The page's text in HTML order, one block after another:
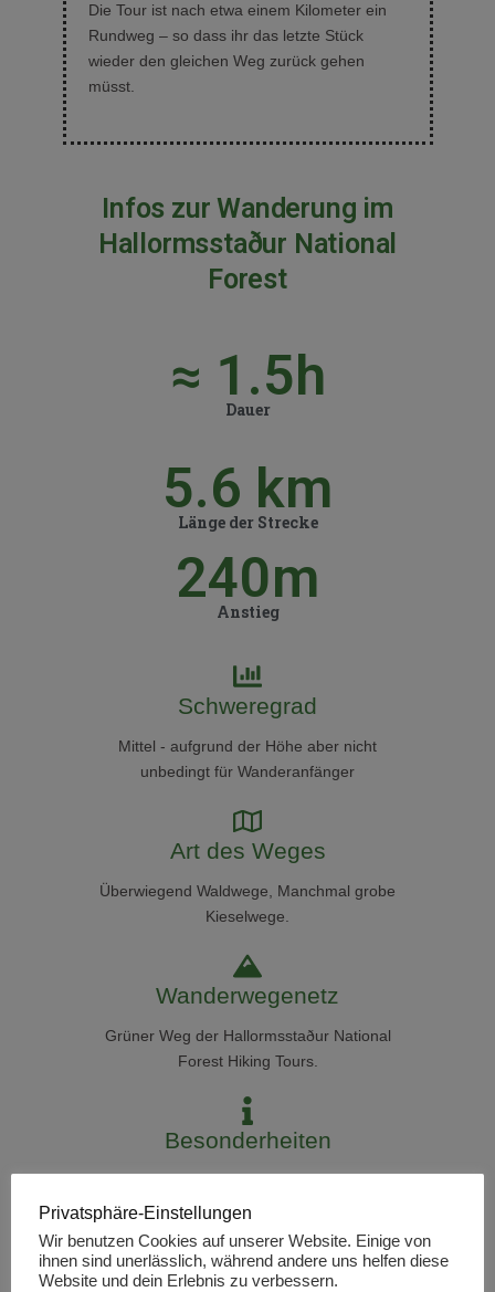
Die Tour ist nach etwa einem Kilometer ein
Rundweg – so dass ihr das letzte Stück
wieder den gleichen Weg zurück gehen
müsst.
Infos zur Wanderung im
Hallormsstaður National
Forest
Dauer
≈ 1.5h
Länge der Strecke
5.6 km
Anstieg
240m
Schweregrad
Mittel - aufgrund der Höhe aber nicht
unbedingt für Wanderanfänger
Art des Weges
Überwiegend Waldwege, Manchmal grobe
Kieselwege.
Wanderwegenetz
Grüner Weg der Hallormsstaður National
Forest Hiking Tours.
Besonderheiten
Der Wald ist recht jung, wurde seit 1899
aufgeforstet. Es gibt ein Hotel und
Campingplatz vor Ort
Privatsphäre-Einstellungen
Wir benutzen Cookies auf unserer Website. Einige von
ihnen sind unerlässlich, während andere uns helfen diese
Website und dein Erlebnis zu verbessern.